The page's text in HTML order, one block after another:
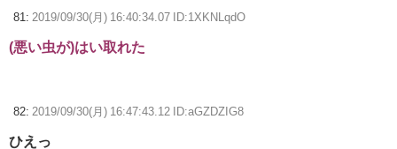
81: 2019/09/30(月) 16:40:34.07 ID:1XKNLqdO
(悪い虫が)はい取れた
82: 2019/09/30(月) 16:47:43.12 ID:aGZDZIG8
ひえっ